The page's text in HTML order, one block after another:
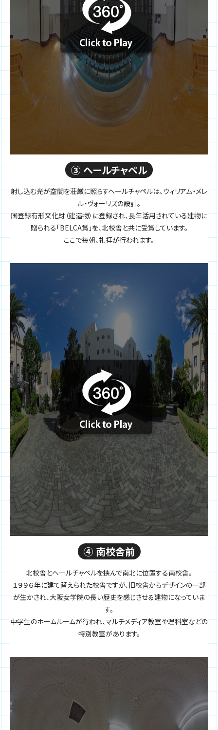
③ ヘールチャペル
射し込む光が空間を荘厳に照らすヘールチャペルは、ウィリアム・メレ
ル・ヴォーリズの設計。
国登録有形文化財（建造物）に登録され、長年活用されている建物に
贈られる「BELCA賞」を、北校舎と共に受賞しています。
ここで毎朝、礼拝が行われます。
④ 南校舎前
北校舎とヘールチャペルを挟んで南北に位置する南校舎。
１９９６年に建て替えられた校舎ですが、旧校舎からデザインの一部
が生かされ、大阪女学院の長い歴史を感じさせる建物になっていま
す。
中学生のホームルームが行われ、マルチメディア教室や理科室などの
特別教室があります。